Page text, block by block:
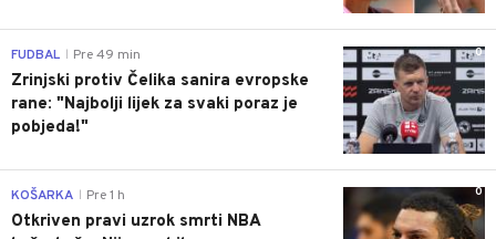
0
FUDBAL Pre 49 min
Zrinjski protiv Čelika sanira evropske
rane: "Najbolji lijek za svaki poraz je
pobjeda!"
0
KOŠARKA Pre 1 h
Otkriven pravi uzrok smrti NBA